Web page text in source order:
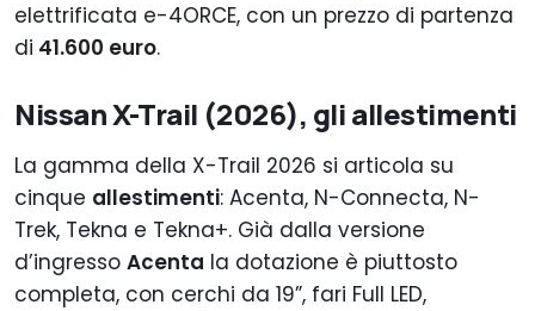
elettrificata e-4ORCE, con un prezzo di partenza
di 41.600 euro.
Nissan X-Trail (2026), gli allestimenti
La gamma della X-Trail 2026 si articola su
cinque allestimenti: Acenta, N-Connecta, N-
Trek, Tekna e Tekna+. Già dalla versione
d’ingresso Acenta la dotazione è piuttosto
completa, con cerchi da 19”, fari Full LED,